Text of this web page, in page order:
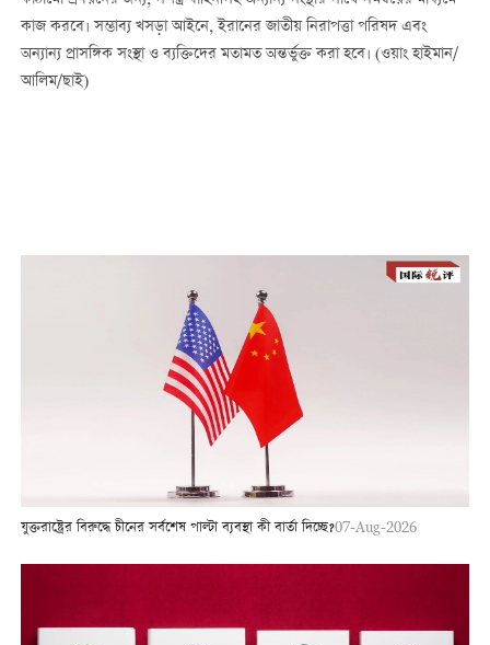
কাজ করবে। সম্ভাব্য খসড়া আইনে, ইরানের জাতীয় নিরাপত্তা পরিষদ এবং
অন্যান্য প্রাসঙ্গিক সংস্থা ও ব্যক্তিদের মতামত অন্তর্ভুক্ত করা হবে। (ওয়াং হাইমান/
আলিম/ছাই)
যুক্তরাষ্ট্রের বিরুদ্ধে চীনের সর্বশেষ পাল্টা ব্যবস্থা কী বার্তা দিচ্ছে?07-Aug-2026